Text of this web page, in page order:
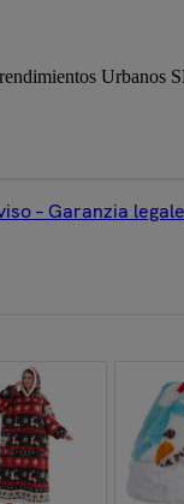
Urbanos
– Garanzia